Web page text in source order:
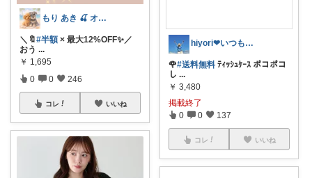
もり あき 🍒 オリ写強化中です♡◡̈
＼🔖#半額 × 最大12%OFF✨／
おう ...
￥ 1,695
0 0 246
コレ いいね
hiyori❤いつもありがとう♡感謝🌹
🌹#送料無料 ﾃｨｯｼｭｹｰｽ ポコポコ
し ...
￥ 3,480
掲載終了
0 0 137
コレ いいね